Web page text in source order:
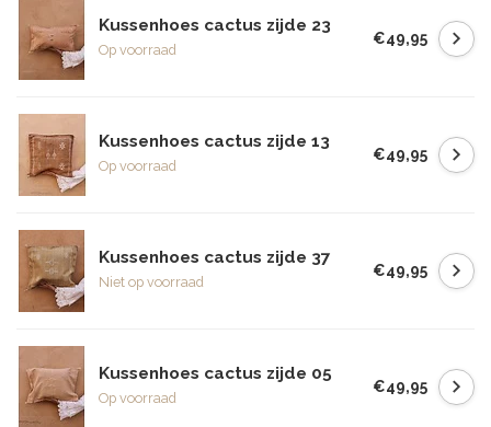
Kussenhoes cactus zijde 23
Op voorraad
€49,95
Kussenhoes cactus zijde 13
Op voorraad
€49,95
Kussenhoes cactus zijde 37
Niet op voorraad
€49,95
Kussenhoes cactus zijde 05
Op voorraad
€49,95